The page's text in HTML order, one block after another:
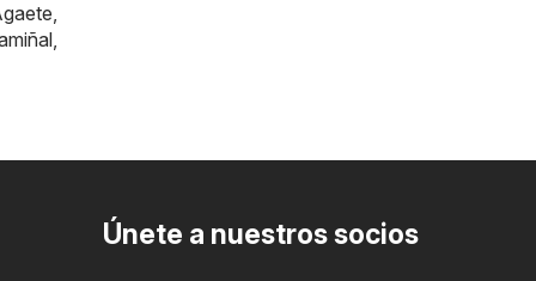
,
,
Únete a nuestros socios